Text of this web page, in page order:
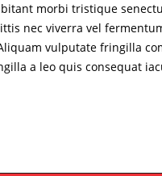
morbi tristique
nec viverra vel
vulputate fringilla
a leo quis consequat